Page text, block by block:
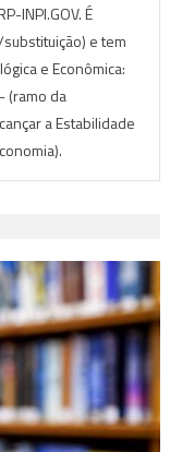
INPI.GOV. É
e tem
e Econômica:
(ramo da
a Estabilidade